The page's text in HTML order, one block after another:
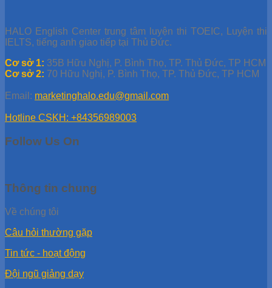
HALO English Center trung tâm luyện thi TOEIC, Luyện thi
IELTS, tiếng anh giao tiếp tại Thủ Đức.
Cơ sở 1: 35B Hữu Nghị, P. Bình Thọ, TP. Thủ Đức, TP HCM
Cơ sở 2: 70 Hữu Nghị, P. Bình Thọ, TP. Thủ Đức, TP HCM
Email: marketinghalo.edu@gmail.com
Hotline CSKH: +84356989003
Follow Us On
Thông tin chung
Về chúng tôi
Câu hỏi thường gặp
Tin tức - hoạt động
Đội ngũ giảng dạy